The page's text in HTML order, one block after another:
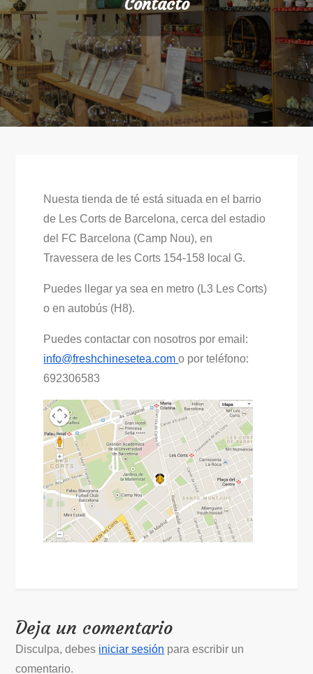
Nuesta tienda de té está situada en el barrio
de Les Corts de Barcelona, cerca del estadio
del FC Barcelona (Camp Nou), en
Travessera de les Corts 154-158 local G.
Puedes llegar ya sea en metro (L3 Les Corts)
o en autobús (H8).
Puedes contactar con nosotros por email:
info@freshchinesetea.como por teléfono:
692306583
Deja un comentario
Disculpa, debes iniciar sesión para escribir un
comentario.